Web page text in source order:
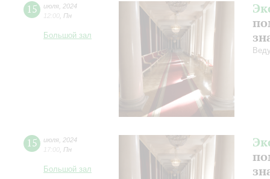
15 июля 2024
12:00 Пн
Большой зал
15 июля 2024
17:00 Пн
Большой зал